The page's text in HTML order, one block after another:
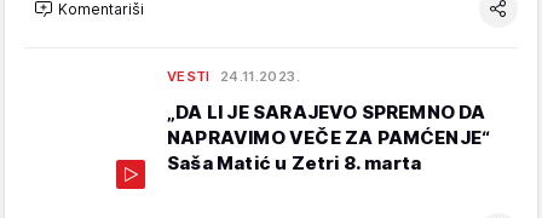
Komentariši
VESTI 24.11.2023.
„DA LI JE SARAJEVO SPREMNO DA
NAPRAVIMO VEČE ZA PAMĆENJE“
Saša Matić u Zetri 8. marta